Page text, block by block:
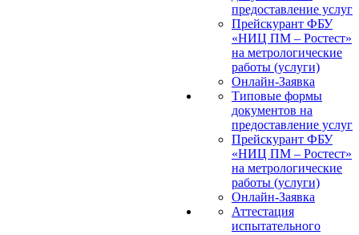
предоставление услуг
Прейскурант ФБУ
«НИЦ ПМ – Ростест»
на метрологические
работы (услуги)
Онлайн-Заявка
Типовые формы
документов на
предоставление услуг
Прейскурант ФБУ
«НИЦ ПМ – Ростест»
на метрологические
работы (услуги)
Онлайн-Заявка
Аттестация
испытательного